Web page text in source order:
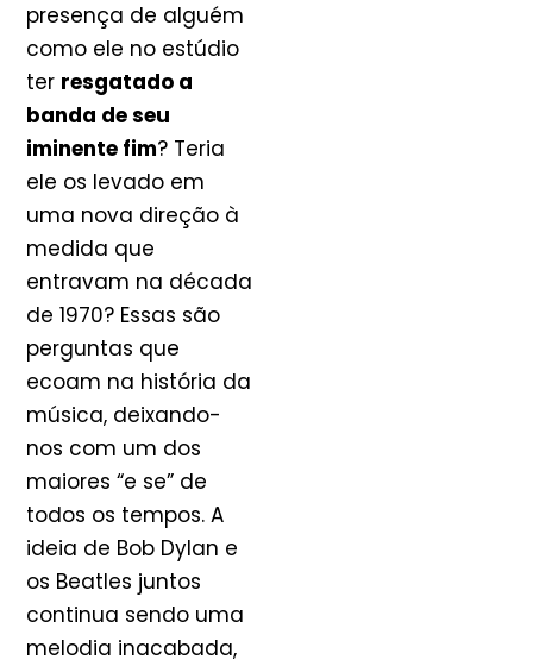
presença de alguém
como ele no estúdio
ter resgatado a
banda de seu
iminente fim? Teria
ele os levado em
uma nova direção à
medida que
entravam na década
de 1970? Essas são
perguntas que
ecoam na história da
música, deixando-
nos com um dos
maiores “e se” de
todos os tempos. A
ideia de Bob Dylan e
os Beatles juntos
continua sendo uma
melodia inacabada,